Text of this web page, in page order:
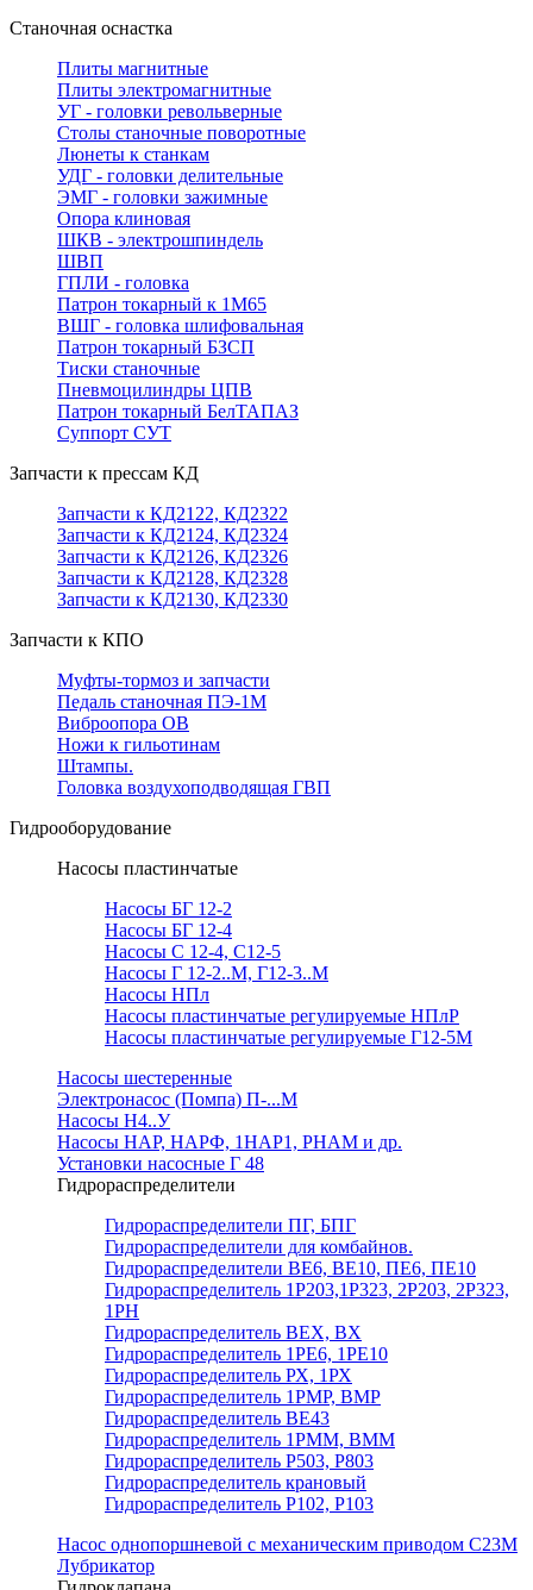
Станочная оснастка
Плиты магнитные
Плиты электромагнитные
УГ - головки револьверные
Столы станочные поворотные
Люнеты к станкам
УДГ - головки делительные
ЭМГ - головки зажимные
Опора клиновая
ШКВ - электрошпиндель
ШВП
ГПЛИ - головка
Патрон токарный к 1М65
ВШГ - головка шлифовальная
Патрон токарный БЗСП
Тиски станочные
Пневмоцилиндры ЦПВ
Патрон токарный БелТАПАЗ
Суппорт СУТ
Запчасти к прессам КД
Запчасти к КД2122, КД2322
Запчасти к КД2124, КД2324
Запчасти к КД2126, КД2326
Запчасти к КД2128, КД2328
Запчасти к КД2130, КД2330
Запчасти к КПО
Муфты-тормоз и запчасти
Педаль станочная ПЭ-1М
Виброопора ОВ
Ножи к гильотинам
Штампы.
Головка воздухоподводящая ГВП
Гидрооборудование
Насосы пластинчатые
Насосы БГ 12-2
Насосы БГ 12-4
Насосы С 12-4, С12-5
Насосы Г 12-2..М, Г12-3..М
Насосы НПл
Насосы пластинчатые регулируемые НПлР
Насосы пластинчатые регулируемые Г12-5М
Насосы шестеренные
Электронасос (Помпа) П-...М
Насосы Н4..У
Насосы НАР, НАРФ, 1НАР1, РНАМ и др.
Установки насосные Г 48
Гидрораспределители
Гидрораспределители ПГ, БПГ
Гидрораспределители для комбайнов.
Гидрораспределители ВЕ6, ВЕ10, ПЕ6, ПЕ10
Гидрораспределитель 1Р203,1Р323, 2Р203, 2Р323,
1РН
Гидрораспределитель ВЕХ, ВХ
Гидрораспределитель 1РЕ6, 1РЕ10
Гидрораспределитель РХ, 1РХ
Гидрораспределитель 1РМР, ВМР
Гидрораспределитель ВЕ43
Гидрораспределитель 1РММ, ВММ
Гидрораспределитель Р503, Р803
Гидрораспределитель крановый
Гидрораспределитель Р102, Р103
Насос однопоршневой с механическим приводом С23М
Лубрикатор